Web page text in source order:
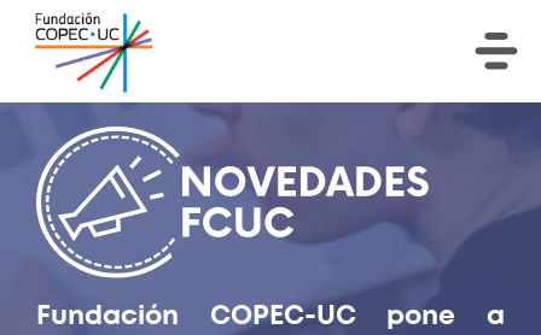
Fundación COPEC-UC pone a